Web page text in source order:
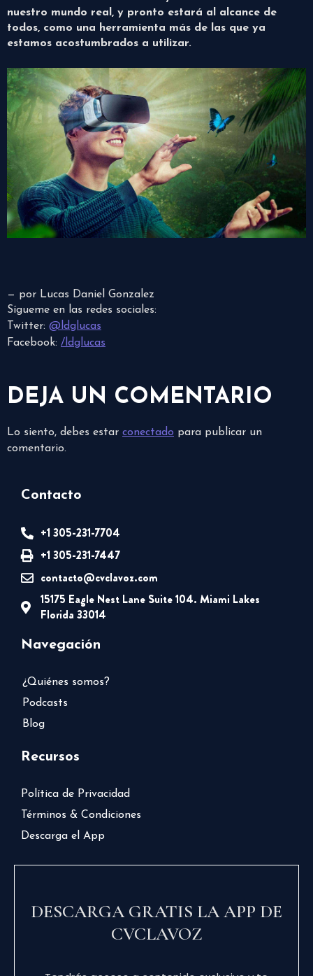
nuestro mundo real, y pronto estará al alcance de
todos, como una herramienta más de las que ya
estamos acostumbrados a utilizar.
— por Lucas Daniel Gonzalez
Sígueme en las redes sociales:
Twitter: @ldglucas
Facebook: /ldglucas
DEJA UN COMENTARIO
Lo siento, debes estar conectado para publicar un
comentario.
Contacto
+1 305-231-7704
+1 305-231-7447
contacto@cvclavoz.com
15175 Eagle Nest Lane Suite 104. Miami Lakes
Florida 33014
Navegación
¿Quiénes somos?
Podcasts
Blog
Recursos
Política de Privacidad
Términos & Condiciones
Descarga el App
DESCARGA GRATIS LA APP DE
CVCLAVOZ